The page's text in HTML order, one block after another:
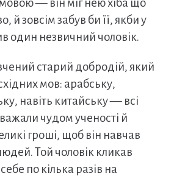
— він міг нею хіба що
й зовсім забув би її, якби у
один незвичний чоловік.
старий добродій, який
мов: арабську,
навіть китайську — всі
чудом ученості й
гроші, щоб він навчав
Той чоловік кликав
по кілька разів на